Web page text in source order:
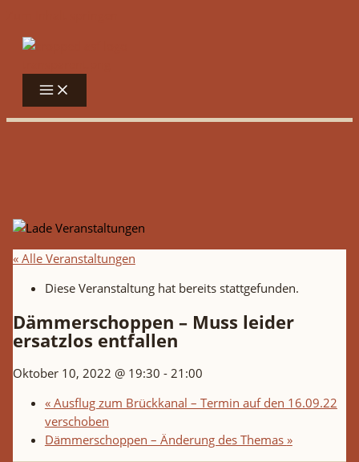
« Alle Veranstaltungen
Diese Veranstaltung hat bereits stattgefunden.
Dämmerschoppen – Muss leider
ersatzlos entfallen
Oktober 10, 2022 @ 19:30 - 21:00
«Ausflug zum Brückkanal – Termin auf den 16.09.22
verschoben
Dämmerschoppen – Änderung des Themas »